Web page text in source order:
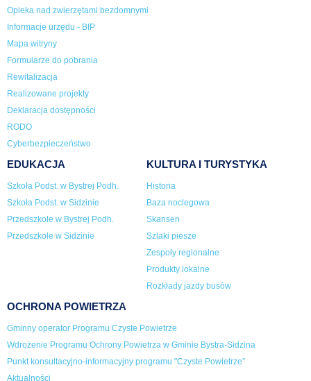
Opieka nad zwierzętami bezdomnymi
Informacje urzędu - BIP
Mapa witryny
Formularze do pobrania
Rewitalizacja
Realizowane projekty
Deklaracja dostępności
RODO
Cyberbezpieczeństwo
EDUKACJA
Szkoła Podst. w Bystrej Podh.
Szkoła Podst. w Sidzinie
Przedszkole w Bystrej Podh.
Przedszkole w Sidzinie
KULTURA I TURYSTYKA
Historia
Baza noclegowa
Skansen
Szlaki piesze
Zespoły regionalne
Produkty lokalne
Rozkłady jazdy busów
OCHRONA POWIETRZA
Gminny operator Programu Czyste Powietrze
Wdrożenie Programu Ochrony Powietrza w Gminie Bystra-Sidzina
Punkt konsultacyjno-informacyjny programu "Czyste Powietrze”
Aktualności